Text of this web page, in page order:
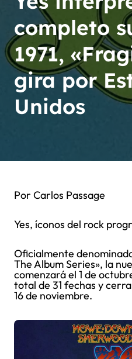
completo
1971,
gira por
Unidos
Por Carlos Passage
Yes, íconos del rock
Oficialmente
The Album Series», la
comenzará el 1 de
total de 31 fechas y
16 de noviembre.